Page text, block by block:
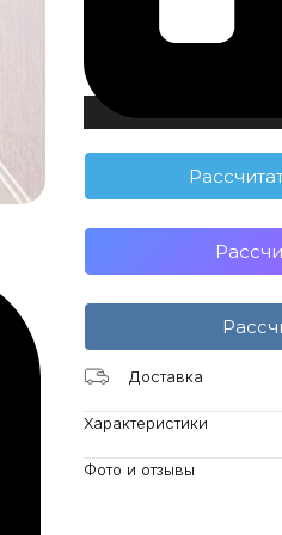
Доставка
Характеристики
Фото и отзывы